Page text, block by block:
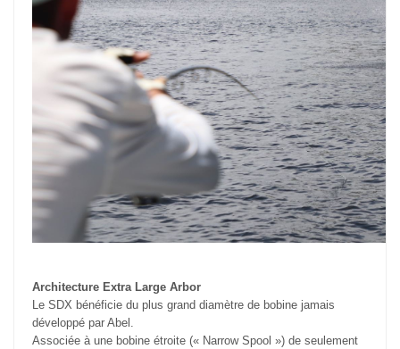
Architecture Extra Large Arbor
Le SDX bénéficie du plus grand diamètre de bobine jamais
développé par Abel.
Associée à une bobine étroite (« Narrow Spool ») de seulement